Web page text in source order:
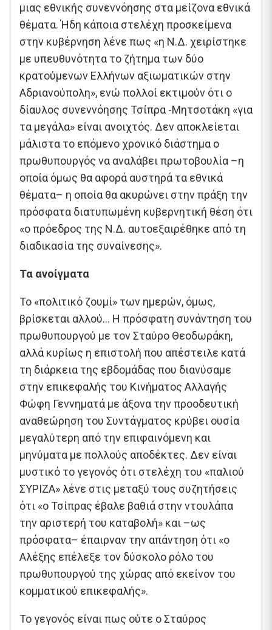
μιας εθνικής συνεννόησης στα μείζονα εθνικά
θέματα. Ήδη κάποια στελέχη προσκείμενα
στην κυβέρνηση λένε πως «η Ν.Δ. χειρίστηκε
με υπευθυνότητα το ζήτημα των δύο
κρατούμενων Ελλήνων αξιωματικών στην
Αδριανούπολη», ενώ πολλοί εκτιμούν ότι ο
δίαυλος συνεννόησης Τσίπρα -Μητσοτάκη «για
τα μεγάλα» είναι ανοιχτός. Δεν αποκλείεται
μάλιστα το επόμενο χρονικό διάστημα ο
πρωθυπουργός να αναλάβει πρωτοβουλία –η
οποία όμως θα αφορά αυστηρά τα εθνικά
θέματα– η οποία θα ακυρώνει στην πράξη την
πρόσφατα διατυπωμένη κυβερνητική θέση ότι
«ο πρόεδρος της Ν.Δ. αυτοεξαιρέθηκε από τη
διαδικασία της συναίνεσης».
Τα ανοίγματα
Το «πολιτικό ζουμί» των ημερών, όμως,
βρίσκεται αλλού… Η πρόσφατη συνάντηση του
πρωθυπουργού με τον Σταύρο Θεοδωράκη,
αλλά κυρίως η επιστολή που απέστειλε κατά
τη διάρκεια της εβδομάδας που διανύσαμε
στην επικεφαλής του Κινήματος Αλλαγής
Φώφη Γεννηματά με άξονα την προοδευτική
αναθεώρηση του Συντάγματος κρύβει ουσία
μεγαλύτερη από την επιφαινόμενη και
μηνύματα με πολλούς αποδέκτες. Δεν είναι
μυστικό το γεγονός ότι στελέχη του «παλιού
ΣΥΡΙΖΑ» λένε στις μεταξύ τους συζητήσεις
ότι «ο Τσίπρας έβαλε βαθιά στην ντουλάπα
την αριστερή του καταβολή» και –ως
πρόσφατα– έπαιρναν την απάντηση ότι «ο
Αλέξης επέλεξε τον δύσκολο ρόλο του
πρωθυπουργού της χώρας από εκείνον του
κομματικού επικεφαλής».
Το γεγονός είναι πως ούτε ο Σταύρος